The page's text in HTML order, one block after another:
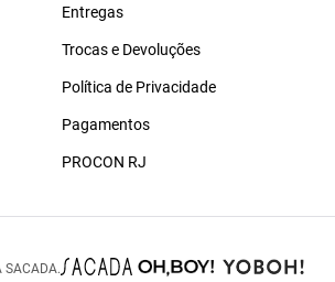
Entregas
Trocas e Devoluções
Política de Privacidade
Pagamentos
PROCON RJ